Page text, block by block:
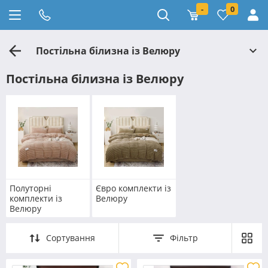
- 0
Постільна білизна із Велюру
Постільна білизна із Велюру
Полуторні
комплекти із
Велюру
Євро комплекти із
Велюру
Сортування Фільтр